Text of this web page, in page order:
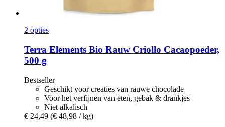
2 opties
Terra Elements Bio Rauw Criollo Cacaopoeder,
500 g
Bestseller
Geschikt voor creaties van rauwe chocolade
Voor het verfijnen van eten, gebak & drankjes
Niet alkalisch
€ 24,49 (€ 48,98 / kg)